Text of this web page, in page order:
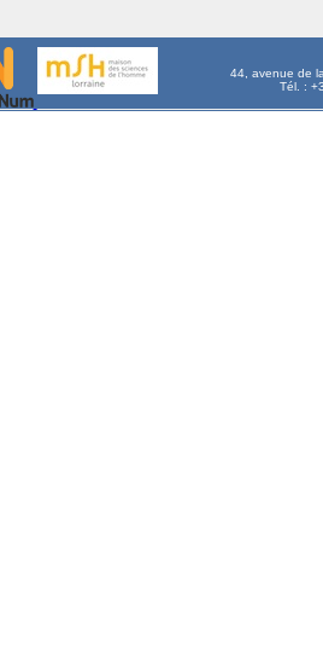
44, avenue de
Tél. :